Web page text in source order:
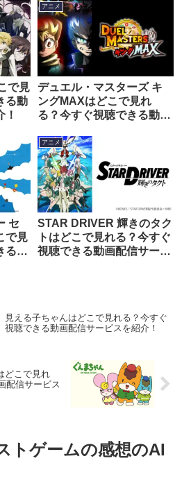
で見
る動
アニメ
デュエル・マスターズ キ
ングMAXはどこで見れ
る？今すぐ視聴できる動画
セ
で見
る動
アニメ
STAR DRIVER 輝きのタク
トはどこで見れる？今すぐ
視聴できる動画配信サービ
見える子ちゃんはどこで見れる？今すぐ
視聴できる動画配信サービスを紹介！
どこで見れ
配信サービス
トゲームの感想のAI